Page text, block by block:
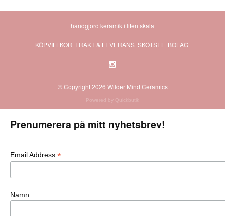
handgjord keramik i liten skala
KÖPVILLKOR FRAKT & LEVERANS SKÖTSEL BOLAG
© Copyright 2026 Wilder Mind Ceramics
Powered by Quickbutik
Prenumerera på mitt nyhetsbrev!
Email Address *
Namn